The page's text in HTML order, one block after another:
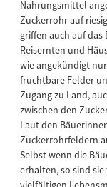
Nahrungsmittel
Zuckerrohr auf
griffen auch auf
Reisernten und
wie angekündigt
fruchtbare Felder
Zugang zu Land,
zwischen den
Laut den
Zuckerrohrfeldern
Selbst wenn die
erhalten, so sind